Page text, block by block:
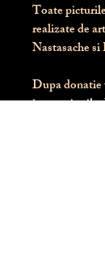
Toate
realizate de
Nastasache
Dupa
instructiunile